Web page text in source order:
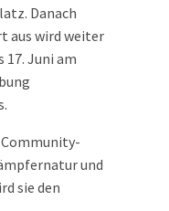
Danach
aus wird weiter
17. Juni am
Community-
und
sie den